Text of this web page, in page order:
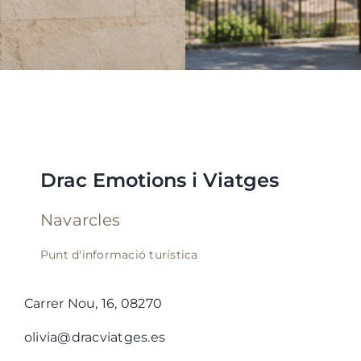
Drac Emotions i Viatges
Navarcles
Punt d'informació turística
Carrer Nou, 16, 08270
olivia@dracviatges.es